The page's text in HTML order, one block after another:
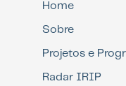
Home
Sobre
Projetos e
Radar IRIP